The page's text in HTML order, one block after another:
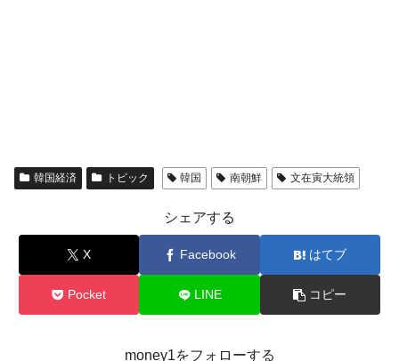
韓国経済 トピック 韓国 南朝鮮 文在寅大統領
シェアする
X Facebook はてブ
Pocket LINE コピー
money1をフォローする